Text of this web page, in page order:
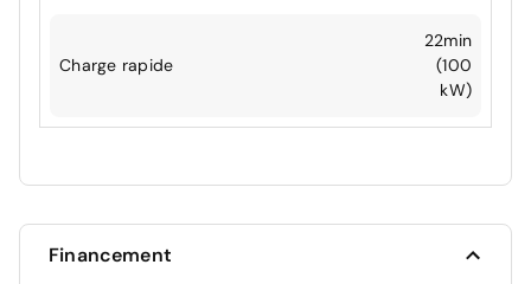
Charge rapide
22min
(100
kW)
Financement